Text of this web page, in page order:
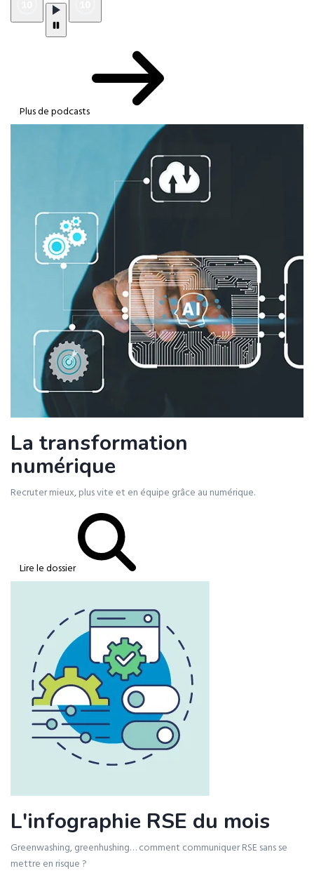
Plus de podcasts
La transformation
numérique
Recruter mieux, plus vite et en équipe grâce au numérique.
Lire le dossier
L'infographie RSE du mois
Greenwashing, greenhushing… comment communiquer RSE sans se
mettre en risque ?